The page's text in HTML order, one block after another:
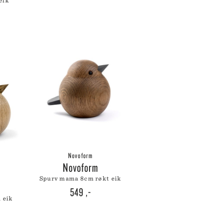
eik
Novoform
Novoform
spurv mama 8cm røkt eik
549 ,-